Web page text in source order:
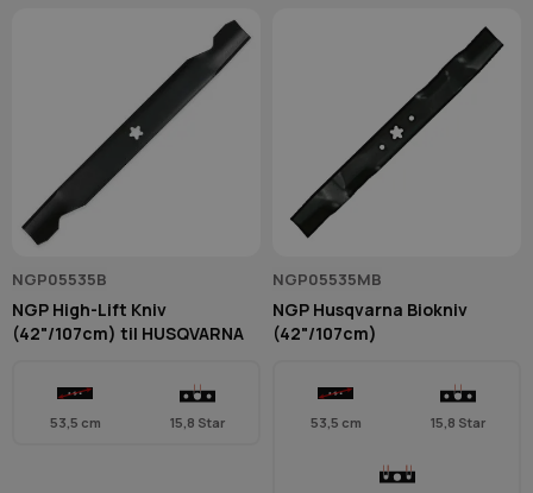
NGP05535B
NGP High-Lift Kniv
(42"/107cm) til HUSQVARNA
53,5 cm 15,8 Star
NGP05535MB
NGP Husqvarna Biokniv
(42"/107cm)
53,5 cm 15,8 Star